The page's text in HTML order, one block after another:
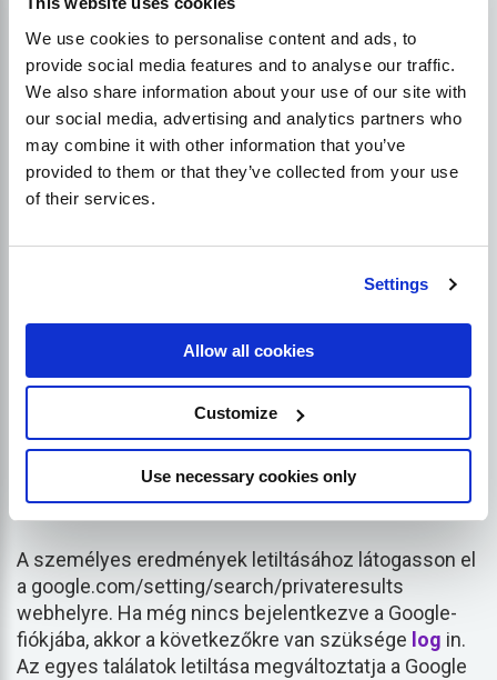
We use cookies to personalise content and ads, to
provide social media features and to analyse our traffic.
We also share information about your use of our site with
our social media, advertising and analytics partners who
may combine it with other information that you’ve
provided to them or that they’ve collected from your use
of their services.
Settings
Allow all cookies
Customize
Use necessary cookies only
üzemeltet, akkor olyan kulcsszavakat használhat,
mint a "miért kerékpározik", "hogyan kerékpározik"
és "mi kerékpározik". Ezeket a magvas
kulcsszavakat kibővítheti más szavakkal.
Tippek a prediktív keresés
SEO kulcsszó kutatás, érdemes
A személyes eredmények az egyik ilyen lehetőség.
Google prediktív keresését az Ön korábbi keresési
lekérdezései alapján személyre szabja. Mivel ezt a
funkciót SEO-kulcsszavak kiválasztására használja,
előfordulhat, hogy a korábbi keresési
lekérdezéseken alapuló előrejelzéseket szeretné.
A személyes eredmények letiltásához látogasson el
a google.com/setting/search/privateresults
webhelyre. Ha még nincs bejelentkezve a Google-
fiókjába, akkor a következőkre van szüksége log in.
Az egyes találatok letiltása megváltoztatja a Google